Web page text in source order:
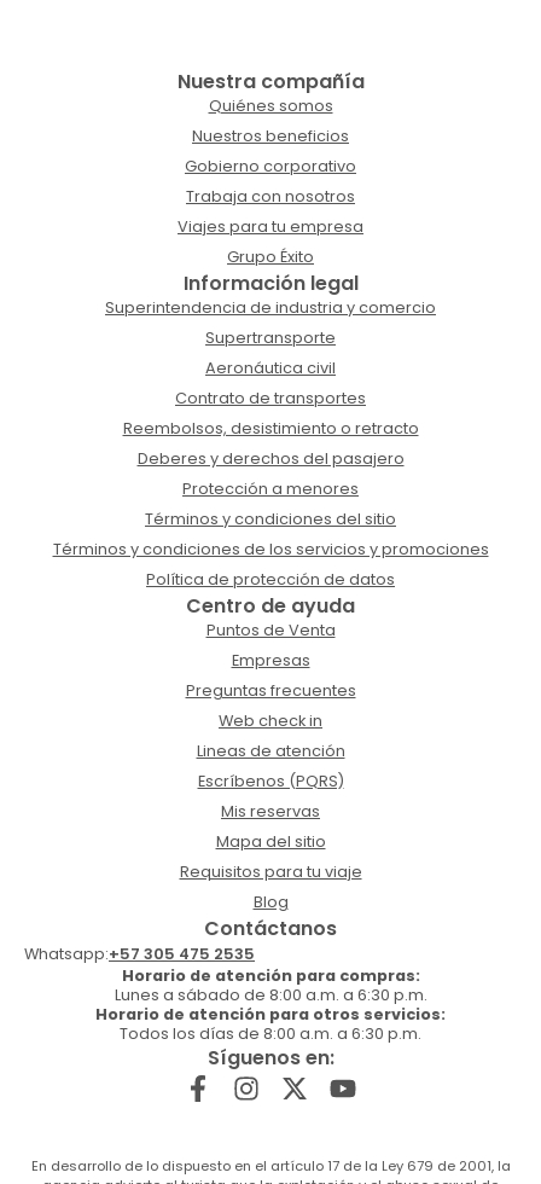
Nuestra compañía
Quiénes somos
Nuestros beneficios
Gobierno corporativo
Trabaja con nosotros
Viajes para tu empresa
Grupo Éxito
Información legal
Superintendencia de industria y comercio
Supertransporte
Aeronáutica civil
Contrato de transportes
Reembolsos, desistimiento o retracto
Deberes y derechos del pasajero
Protección a menores
Términos y condiciones del sitio
Términos y condiciones de los servicios y promociones
Política de protección de datos
Centro de ayuda
Puntos de Venta
Empresas
Preguntas frecuentes
Web check in
Lineas de atención
Escríbenos (PQRS)
Mis reservas
Mapa del sitio
Requisitos para tu viaje
Blog
Contáctanos
Whatsapp:+57 305 475 2535
Horario de atención para compras:
Lunes a sábado de 8:00 a.m. a 6:30 p.m.
Horario de atención para otros servicios:
Todos los días de 8:00 a.m. a 6:30 p.m.
Síguenos en:
En desarrollo de lo dispuesto en el artículo 17 de la Ley 679 de 2001, la